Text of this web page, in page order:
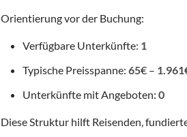
Orientierung vor der Buchung:
Verfügbare Unterkünfte: 1
Typische Preisspanne: 65€ – 1.961
Unterkünfte mit Angeboten: 0
Diese Struktur hilft Reisenden,